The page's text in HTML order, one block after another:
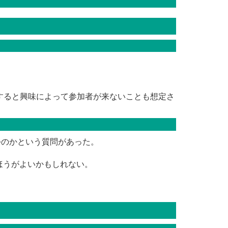
と興味によって参加者が来ないことも想定さ
かという質問があった。
がよいかもしれない。